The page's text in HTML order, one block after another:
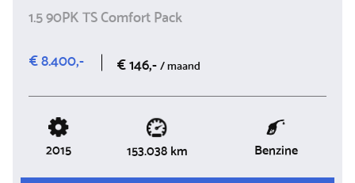
1.5 90PK TS Comfort Pack
€ 8.400,-
€ 146,-/ maand
2015 153.038 km Benzine